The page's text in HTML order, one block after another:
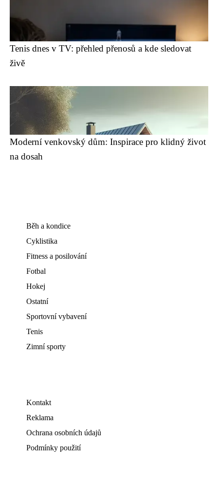
Tenis dnes v TV: přehled přenosů a kde sledovat
živě
Moderní venkovský dům: Inspirace pro klidný život
na dosah
Běh a kondice
Cyklistika
Fitness a posilování
Fotbal
Hokej
Ostatní
Sportovní vybavení
Tenis
Zimní sporty
Kontakt
Reklama
Ochrana osobních údajů
Podmínky použití